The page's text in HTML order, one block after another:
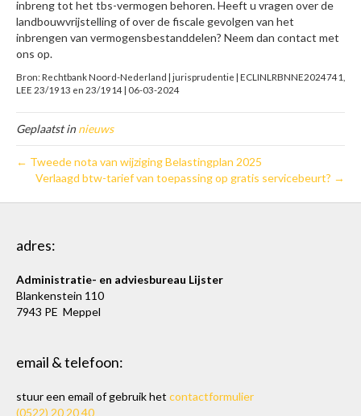
inbreng tot het tbs-vermogen behoren. Heeft u vragen over de
landbouwvrijstelling of over de fiscale gevolgen van het
inbrengen van vermogensbestanddelen? Neem dan contact met
ons op.
Bron: Rechtbank Noord-Nederland | jurisprudentie | ECLINLRBNNE2024741,
LEE 23/1913 en 23/1914 | 06-03-2024
Geplaatst innieuws
← Tweede nota van wijziging Belastingplan 2025
Verlaagd btw-tarief van toepassing op gratis servicebeurt? →
adres:
Administratie- en adviesbureau Lijster
Blankenstein 110
7943 PE Meppel
email & telefoon:
stuur een email of gebruik het contactformulier
(0522) 20 20 40